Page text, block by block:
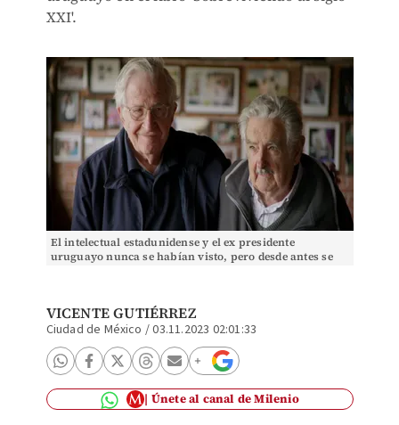
XXI'.
El intelectual estadunidense y el ex presidente
uruguayo nunca se habían visto, pero desde antes se
VICENTE GUTIÉRREZ
Ciudad de México /03.11.2023 02:01:33
Únete al canal de Milenio